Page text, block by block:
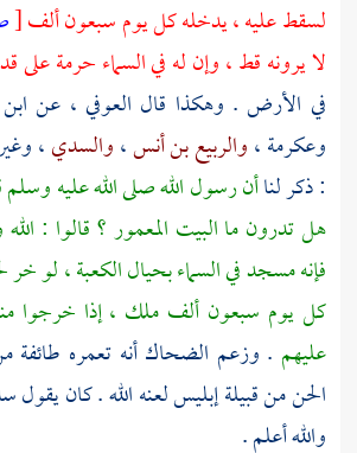
لسقط عليه ، يدخله كل يوم سبعون ألف[
لا يرونه قط ، وإن له في السماء حرمة على
في الأرض . وهكذا قال العوفي ، عن
وعكرمة،والربيع بن أنس،والسدي،
: ذكر لناأن رسول الله صلى الله عليه
هل تدرون ما البيت المعمور ؟ قالوا :
فإنه مسجد في السماء بحيال الكعبة ، لو خر
كل يوم سبعون ألف ملك ، إذا خرجوا
عليهم . وزعم الضحاكأنه تعمره طائفة
الحن من قبيلة إبليس لعنه الله . كان يقول
والله أعلم .